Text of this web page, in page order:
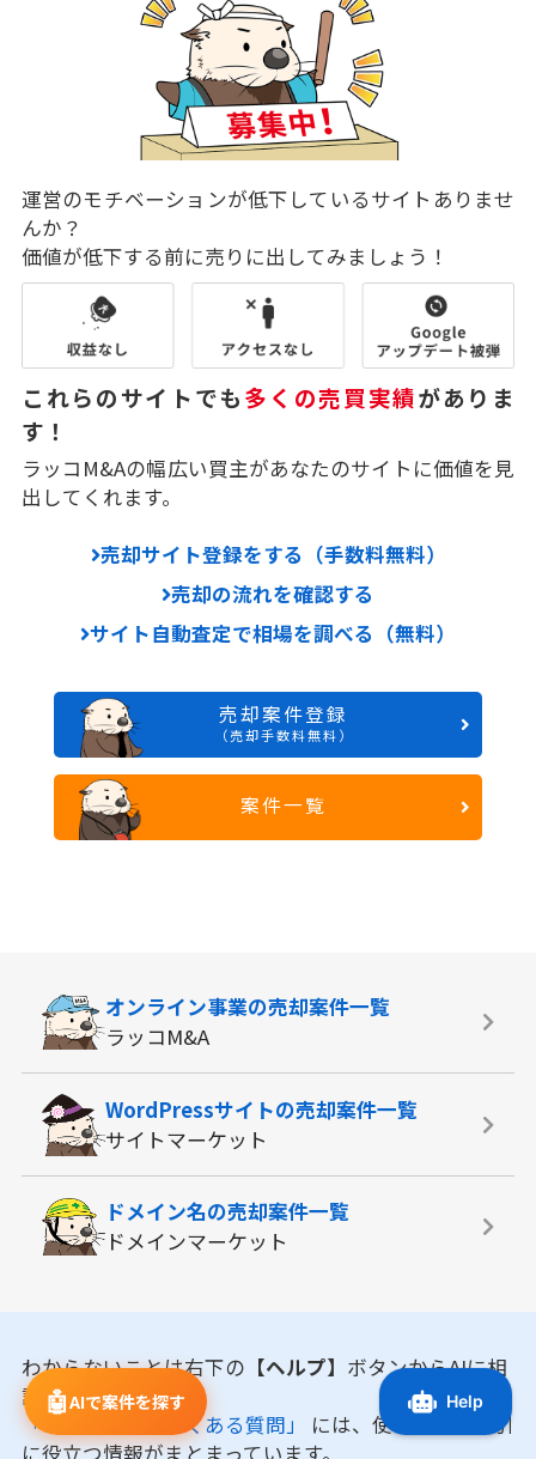
運営のモチベーションが低下しているサイトありませ
んか？
価値が低下する前に売りに出してみましょう！
これらのサイトでも多くの売買実績がありま
す！
ラッコM&Aの幅広い買主があなたのサイトに価値を見
出してくれます。
売却サイト登録をする（手数料無料）
売却の流れを確認する
サイト自動査定で相場を調べる（無料）
売却案件登録
（売却手数料無料）
案件一覧
🤖AIで案件を探す
オンライン事業の売却案件一覧
ラッコM&A
WordPressサイトの売却案件一覧
サイトマーケット
ドメイン名の売却案件一覧
ドメインマーケット
わからないことは右下の 【ヘルプ】 ボタンからAIに相
談してみよう！
「マニュアル・よくある質問」 には、使い方やお取引
に役立つ情報がまとまっています。